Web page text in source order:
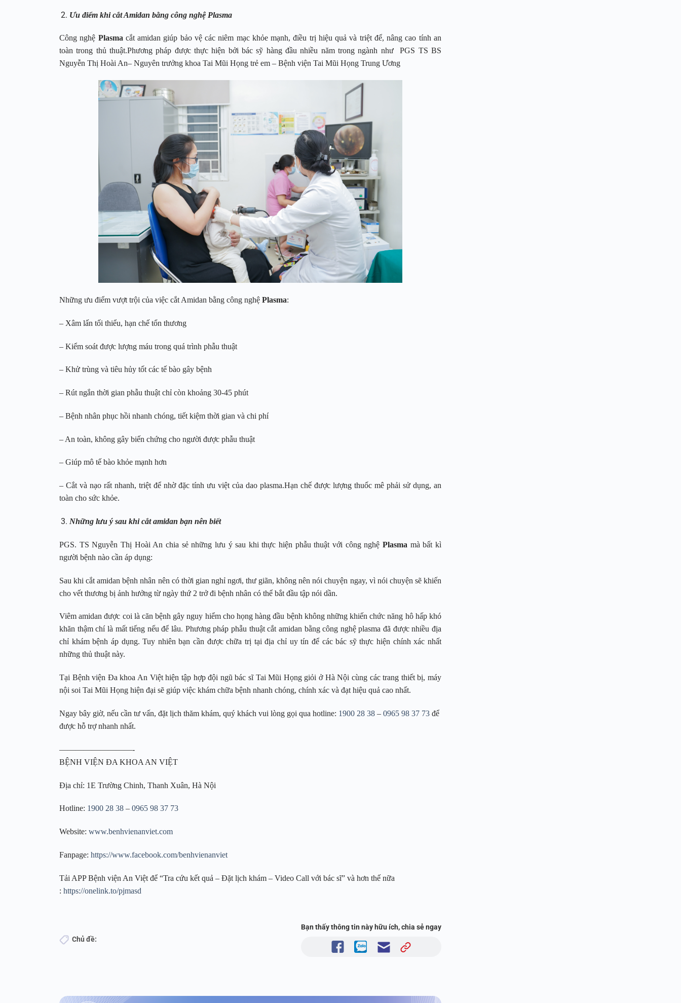
Ưu điểm khi cắt Amidan bằng công nghệ Plasma
Công nghệ Plasma cắt amidan giúp bảo vệ các niêm mạc khỏe mạnh, điều trị hiệu quả và triệt để, nâng cao tính an
toàn trong thủ thuật.Phương pháp được thực hiện bởi bác sỹ hàng đầu nhiều năm trong ngành như PGS TS BS
Nguyễn Thị Hoài An– Nguyên trưởng khoa Tai Mũi Họng trẻ em – Bệnh viện Tai Mũi Họng Trung Ương
Những ưu điểm vượt trội của việc cắt Amidan bằng công nghệ Plasma:
– Xâm lấn tối thiểu, hạn chế tổn thương
– Kiểm soát được lượng máu trong quá trình phẫu thuật
– Khử trùng và tiêu hủy tốt các tế bào gây bệnh
– Rút ngắn thời gian phẫu thuật chỉ còn khoảng 30-45 phút
– Bệnh nhân phục hồi nhanh chóng, tiết kiệm thời gian và chi phí
– An toàn, không gây biến chứng cho người được phẫu thuật
– Giúp mô tế bào khỏe mạnh hơn
– Cắt và nạo rất nhanh, triệt để nhờ đặc tính ưu việt của dao plasma.Hạn chế được lượng thuốc mê phải sử dụng, an
toàn cho sức khỏe.
Những lưu ý sau khi cắt amidan bạn nên biết
PGS. TS Nguyễn Thị Hoài An chia sẻ những lưu ý sau khi thực hiện phẫu thuật với công nghệPlasma mà bất kì
người bệnh nào cần áp dụng:
Sau khi cắt amidan bệnh nhân nên có thời gian nghỉ ngơi, thư giãn, không nên nói chuyện ngay, vì nói chuyện sẽ khiến
cho vết thương bị ảnh hưởng từ ngày thứ 2 trở đi bệnh nhân có thể bắt đầu tập nói dần.
Viêm amidan được coi là căn bệnh gây nguy hiểm cho họng hàng đầu bệnh không những khiến chức năng hô hấp khó
khăn thậm chí là mất tiếng nếu để lâu. Phương pháp phẫu thuật cắt amidan bằng công nghệ plasma đã được nhiều địa
chỉ khám bệnh áp dụng. Tuy nhiên bạn cần được chữa trị tại địa chỉ uy tín để các bác sỹ thực hiện chính xác nhất
những thủ thuật này.
Tại Bệnh viện Đa khoa An Việt hiện tập hợp đội ngũ bác sĩ Tai Mũi Họng giỏi ở Hà Nội cùng các trang thiết bị, máy
nội soi Tai Mũi Họng hiện đại sẽ giúp việc khám chữa bệnh nhanh chóng, chính xác và đạt hiệu quả cao nhất.
Ngay bây giờ, nếu cần tư vấn, đặt lịch thăm khám, quý khách vui lòng gọi qua hotline: 1900 28 38 – 0965 98 37 73 để
được hỗ trợ nhanh nhất.
—————————-
BỆNH VIỆN ĐA KHOA AN VIỆT
Địa chỉ: 1E Trường Chinh, Thanh Xuân, Hà Nội
Hotline: 1900 28 38 – 0965 98 37 73
Website: www.benhvienanviet.com
Fanpage: https://www.facebook.com/benhvienanviet
Tải APP Bệnh viện An Việt để “Tra cứu kết quả – Đặt lịch khám – Video Call với bác sĩ” và hơn thế nữa
: https://onelink.to/pjmasd
Chủ đề:
Bạn thấy thông tin này hữu ích, chia sẻ ngay